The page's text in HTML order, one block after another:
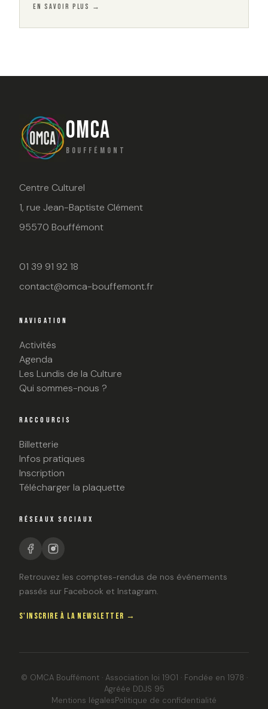
EN SAVOIR PLUS →
OMCA
BOUFFÉMONT
Centre Culturel
1, rue Jean-Baptiste Clément
95570 Bouffémont
01 39 91 92 18
contact@omca-bouffemont.fr
NAVIGATION
Activités
Agenda
Les Lundis de la Culture
Qui sommes-nous ?
RACCOURCIS
Billetterie
Infos pratiques
Inscription
Télécharger la plaquette
RÉSEAUX SOCIAUX
Retrouvez les comptes-rendus de nos événements
passés sur Facebook et Instagram.
S'INSCRIRE À LA NEWSLETTER →
© OMCA Bouffémont · Association loi 1901 · Fondée en 1978 ·
Agréée DDJS 95
Mentions légalesPolitique de confidentialité